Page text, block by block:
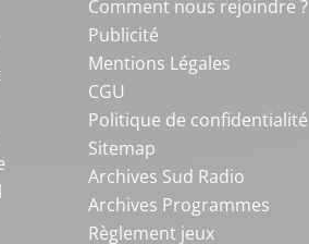
Comment nous rejoindre ?
Publicité
Mentions Légales
CGU
Politique de confidentialité
Sitemap
Archives Sud Radio
Archives Programmes
Règlement jeux